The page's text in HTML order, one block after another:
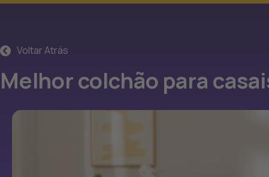
Voltar Atrás
Melhor colchão para